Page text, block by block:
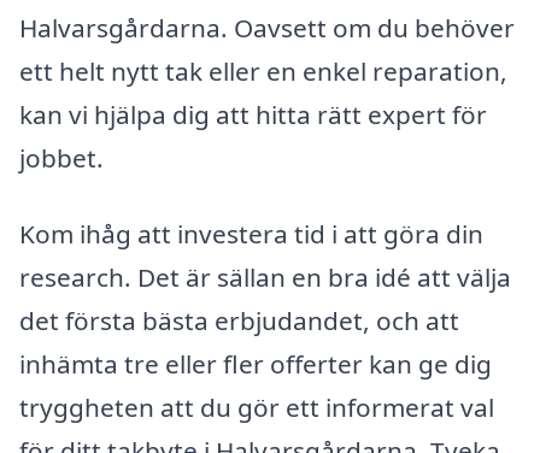
Halvarsgårdarna. Oavsett om du behöver
ett helt nytt tak eller en enkel reparation,
kan vi hjälpa dig att hitta rätt expert för
jobbet.
Kom ihåg att investera tid i att göra din
research. Det är sällan en bra idé att välja
det första bästa erbjudandet, och att
inhämta tre eller fler offerter kan ge dig
tryggheten att du gör ett informerat val